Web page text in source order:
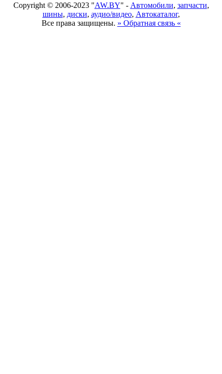
Copyright © 2006-2023 "AW.BY" - Автомобили, запчасти,
шины, диски, аудио/видео, Автокаталог,
Все права защищены. » Обратная связь «